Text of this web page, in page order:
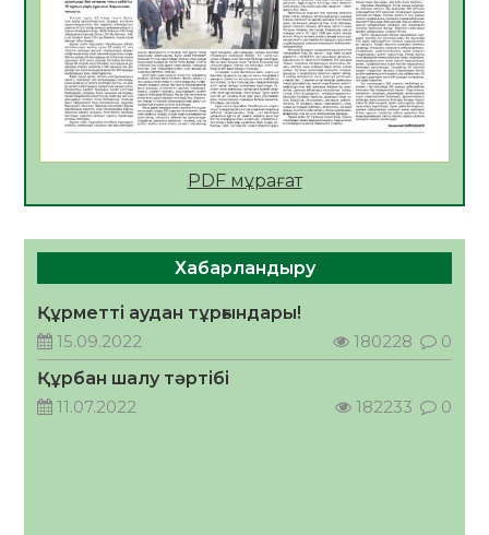
ҚЫЗЫЛОРДАДА «САНАЛЫ ҰРПАҚ –
ЖАРҚЫН БОЛАШАҚ» АТТЫ КЕҢЕЙТІЛГЕН
МӘЖІЛІС ӨТТІ
05.08.2026
43
Қазақстан Орталық Азиядағы көшуге ең
азаматтың міндеті
Руслан Рүстемұлы облыс әкімінің
кеңесшісі болып тағайындалды
05.08.2026
41 0
PDF мұрағат
Хабарландыру
Құрметті аудан тұрғындары!
15.09.2022
180228
0
Құрбан шалу тәртібі
11.07.2022
182233 0